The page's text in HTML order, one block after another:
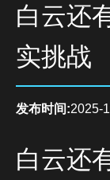
白云还
实挑战
发布时间:2025-
白云还